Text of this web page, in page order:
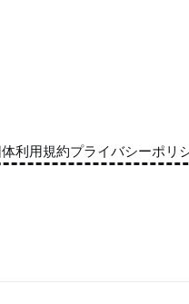
利用規約プライバシーポリ